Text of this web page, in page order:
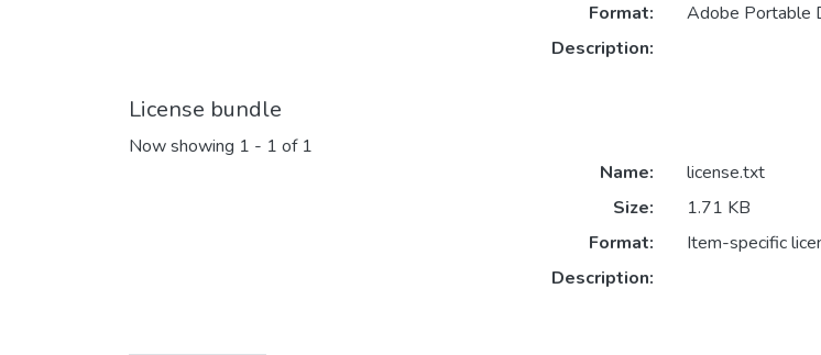
Format:
Adobe Portable
Description:
License bundle
Now showing 1 - 1 of 1
Name:
license.txt
Size:
1.71 KB
Format:
Item-specific
Description: